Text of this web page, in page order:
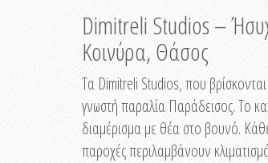
Dimitreli Studios –
Κοινύρα, Θάσος
Τα Dimitreli Studios, που
γνωστή παραλία Παράδεισος. Το
διαμέρισμα με θέα στο βουνό.
παροχές περιλαμβάνουν